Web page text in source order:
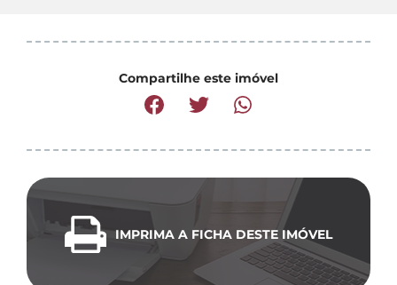
Compartilhe este imóvel
IMPRIMA A FICHA DESTE IMÓVEL